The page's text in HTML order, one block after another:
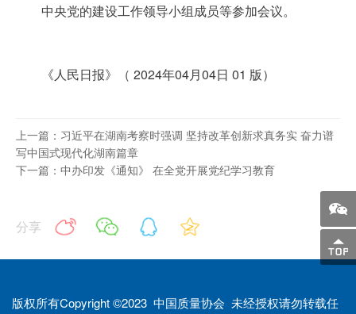
中央党的建设工作领导小组成员等参加会议。
《人民日报》（ 2024年04月04日 01 版）
上一篇：习近平在湖南考察时强调 坚持改革创新求真务实 奋力谱
写中国式现代化湖南篇章
下一篇：中办印发《通知》 在全党开展党纪学习教育
分享
版权所有Copyright ©2023 中国质量协会 未经授权请勿转载任